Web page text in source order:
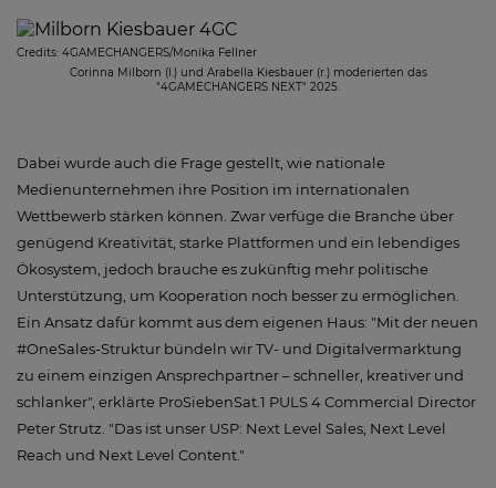
Credits: 4GAMECHANGERS/Monika Fellner
Corinna Milborn (l.) und Arabella Kiesbauer (r.) moderierten das
"4GAMECHANGERS NEXT" 2025.
Dabei wurde auch die Frage gestellt, wie nationale
Medienunternehmen ihre Position im internationalen
Wettbewerb stärken können. Zwar verfüge die Branche über
genügend Kreativität, starke Plattformen und ein lebendiges
Ökosystem, jedoch brauche es zukünftig mehr politische
Unterstützung, um Kooperation noch besser zu ermöglichen.
Ein Ansatz dafür kommt aus dem eigenen Haus: "Mit der neuen
#OneSales-Struktur bündeln wir TV- und Digitalvermarktung
zu einem einzigen Ansprechpartner – schneller, kreativer und
schlanker", erklärte ProSiebenSat.1 PULS 4 Commercial Director
Peter Strutz. "Das ist unser USP: Next Level Sales, Next Level
Reach und Next Level Content."